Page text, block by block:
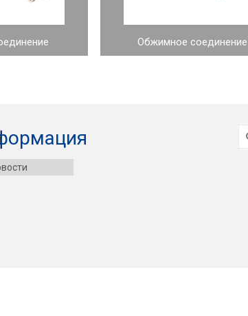
Обжимное соединение